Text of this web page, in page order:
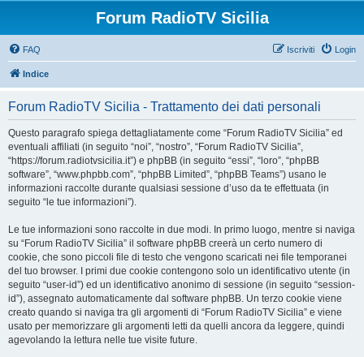
Forum RadioTV Sicilia
FAQ Login
Iscriviti
Indice
Forum RadioTV Sicilia - Trattamento dei dati personali
Questo paragrafo spiega dettagliatamente come “Forum RadioTV Sicilia” ed
eventuali affiliati (in seguito “noi”, “nostro”, “Forum RadioTV Sicilia”,
“https://forum.radiotvsicilia.it”) e phpBB (in seguito “essi”, “loro”, “phpBB
software”, “www.phpbb.com”, “phpBB Limited”, “phpBB Teams”) usano le
informazioni raccolte durante qualsiasi sessione d’uso da te effettuata (in
seguito “le tue informazioni”).
Le tue informazioni sono raccolte in due modi. In primo luogo, mentre si naviga
su “Forum RadioTV Sicilia” il software phpBB creerà un certo numero di
cookie, che sono piccoli file di testo che vengono scaricati nei file temporanei
del tuo browser. I primi due cookie contengono solo un identificativo utente (in
seguito “user-id”) ed un identificativo anonimo di sessione (in seguito “session-
id”), assegnato automaticamente dal software phpBB. Un terzo cookie viene
creato quando si naviga tra gli argomenti di “Forum RadioTV Sicilia” e viene
usato per memorizzare gli argomenti letti da quelli ancora da leggere, quindi
agevolando la lettura nelle tue visite future.